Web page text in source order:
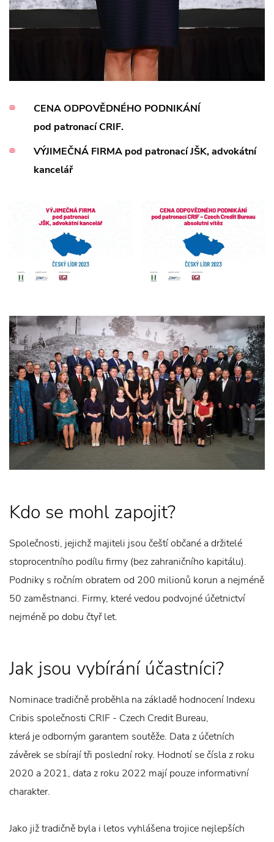
CENA ODPOVĚDNÉHO PODNIKÁNÍ
pod patronací CRIF.
VÝJIMEČNÁ FIRMA pod patronací JŠK, advokátní
kancelář
Kdo se mohl zapojit?
Společnosti, jejichž majiteli jsou čeští občané a držitelé
stoprocentního podílu firmy (bez zahraničního kapitálu).
Podniky s ročním obratem od 200 milionů korun a nejméně
50 zaměstnanci. Firmy, které vedou podvojné účetnictví
nejméně po dobu čtyř let.
Jak jsou vybírání účastníci?
Nominace tradičně proběhla na základě hodnocení Indexu
Cribis společnosti CRIF - Czech Credit Bureau,
která je odborným garantem soutěže. Data z účetních
závěrek se sbírají tři poslední roky. Hodnotí se čísla z roku
2020 a 2021, data z roku 2022 mají pouze informativní
charakter.
Jako již tradičně byla i letos vyhlášena trojice nejlepších